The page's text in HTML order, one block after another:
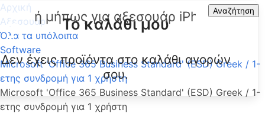
Αναζήτηση
Το καλάθι μου
Δεν έχεις προϊόντα στο καλάθι αγορών
σου.
Αρχική
Αξεσουάρ
Όλα τα υπόλοιπα
Software
Microsoft 'Office 365 Business Standard' (ESD) Greek / 1-
ετης συνδρομή για 1 χρήστη
Microsoft 'Office 365 Business Standard' (ESD) Greek / 1-
ετης συνδρομή για 1 χρήστη